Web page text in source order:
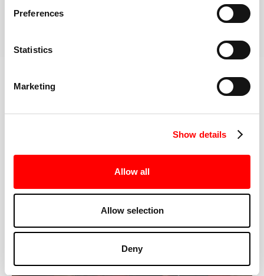
Preferences
Statistics
Marketing
Show details
Allow all
Allow selection
Deny
MEILLEUR DE SA CATÉGORIE
JOIGNEZ-VOUS À LA COHUE